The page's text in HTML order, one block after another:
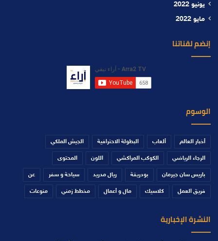
يونيو 2022
مايو 2022
إنضم لقناتنا
الوسوم
أخبار العالم ألعاب البطولة الاحترافية الجيش الملكي
الرجاء الرياضي الكوكب المراكشي اللون المحتوى
باريس سان جيرمان بودريقة ريال مدريد سياحة و سفر عن
فريق العمل كلاسيك مال و أعمال مخطط زمني منوعات
النشرة الإخبارية